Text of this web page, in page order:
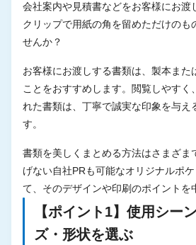
会社案内や見積書などをお客様にお渡
クリップで用紙の角を留めただけのも
せんか？
お客様にお渡しする書類は、製本また
ことをおすすめします。閲覧しやすく
れた書類は、丁寧で誠実な印象を与え
す。
書類を美しくまとめる方法はさまざま
げない自社PRも可能なオリジナルポ
て、そのデザインや印刷のポイントを
【ポイント1】使用シー
ズ・形状を選ぶ